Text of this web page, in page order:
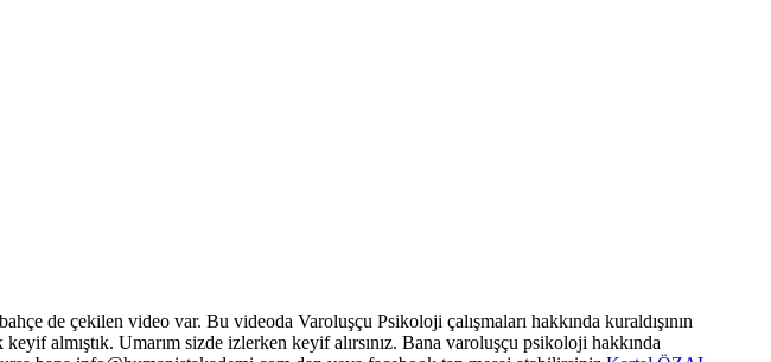
de çekilen video var. Bu videoda Varoluşçu Psikoloji çalışmaları hakkında kuraldışının
almıştık. Umarım sizde izlerken keyif alırsınız. Bana varoluşçu psikoloji hakkında